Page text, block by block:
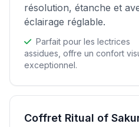
résolution, étanche et
éclairage réglable.
Parfait pour les lectrices
assidues, offre un confort
exceptionnel.
Coffret Ritual of